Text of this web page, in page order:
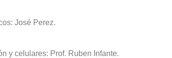
José Perez.
y celulares: Prof. Ruben Infante.